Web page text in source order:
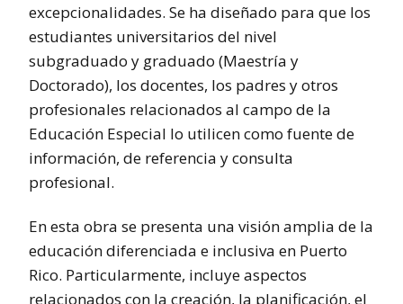
excepcionalidades. Se ha diseñado para que los
estudiantes universitarios del nivel
subgraduado y graduado (Maestría y
Doctorado), los docentes, los padres y otros
profesionales relacionados al campo de la
Educación Especial lo utilicen como fuente de
información, de referencia y consulta
profesional.
En esta obra se presenta una visión amplia de la
educación diferenciada e inclusiva en Puerto
Rico. Particularmente, incluye aspectos
relacionados con la creación, la planificación, el